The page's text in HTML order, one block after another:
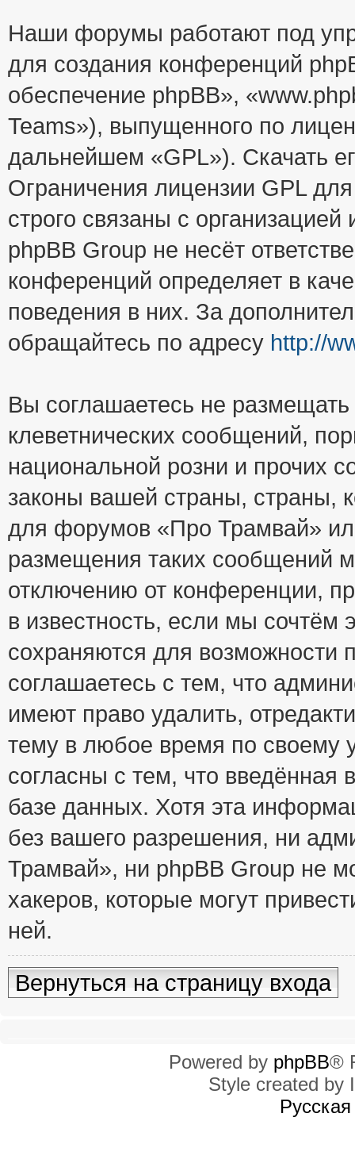
Наши форумы работают под
для создания конференций
обеспечение phpBB»,
Teams»), выпущенного по
дальнейшем «GPL»). Скачать
Ограничения лицензии GPL
строго связаны с
phpBB Group не несёт
конференций определяет в
поведения в них. За
обращайтесь по адресу http://
Вы соглашаетесь не
клеветнических сообщений,
национальной розни и прочих
законы вашей страны, страны,
для форумов «Про Трамвай»
размещения таких сообщений
отключению от конференции,
в известность, если мы
сохраняются для возможности
соглашаетесь с тем, что
имеют право удалить,
тему в любое время по своему
согласны с тем, что
базе данных. Хотя эта
без вашего разрешения, ни
Трамвай», ни phpBB Group не
хакеров, которые могут
ней.
Вернуться на страницу входа
Powered by phpBB®
Style created by